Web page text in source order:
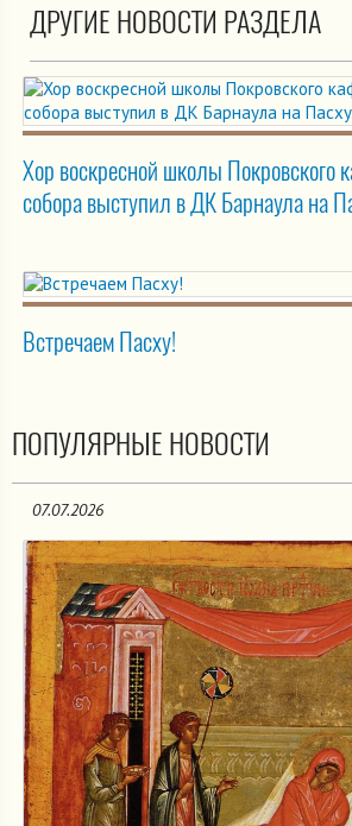
ДРУГИЕ НОВОСТИ РАЗДЕЛА
Хор воскресной школы Покровского
собора выступил в ДК Барнаула на
Встречаем Пасху!
ПОПУЛЯРНЫЕ НОВОСТИ
07.07.2026